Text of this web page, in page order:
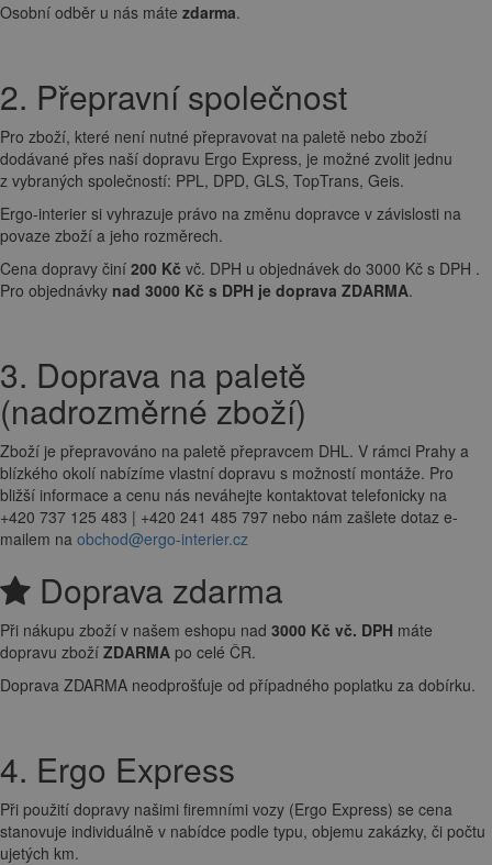
Osobní odběr u nás máte zdarma.
2. Přepravní společnost
Pro zboží, které není nutné přepravovat na paletě nebo zboží
dodávané přes naší dopravu Ergo Express, je možné zvolit jednu
z vybraných společností: PPL, DPD, GLS, TopTrans, Geis.
Ergo-interier si vyhrazuje právo na změnu dopravce v závislosti na
povaze zboží a jeho rozměrech.
Cena dopravy činí 200 Kč vč. DPH u objednávek do 3000 Kč s DPH .
Pro objednávky nad 3000 Kč s DPH je doprava ZDARMA.
3. Doprava na paletě
(nadrozměrné zboží)
Zboží je přepravováno na paletě přepravcem DHL. V rámci Prahy a
blízkého okolí nabízíme vlastní dopravu s možností montáže. Pro
bližší informace a cenu nás neváhejte kontaktovat telefonicky na
+420 737 125 483 | +420 241 485 797 nebo nám zašlete dotaz e-
mailem na obchod@ergo-interier.cz
Doprava zdarma
Při nákupu zboží v našem eshopu nad 3000 Kč vč. DPH máte
dopravu zboží ZDARMA po celé ČR.
Doprava ZDARMA neodprošťuje od případného poplatku za dobírku.
4. Ergo Express
Při použití dopravy našimi firemními vozy (Ergo Express) se cena
stanovuje individuálně v nabídce podle typu, objemu zakázky, či počtu
ujetých km.